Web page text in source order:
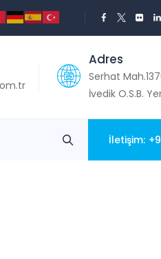
Adres
Serhat
İvedik O.S.B.
İletişim: